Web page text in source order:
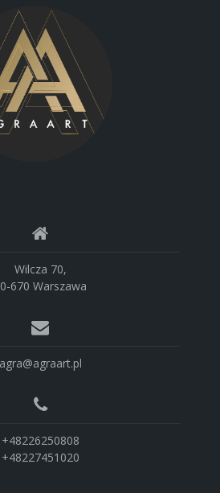
Wilcza 70,
670 Warszawa
agra@agraart.pl
+48226250808
+48227451020